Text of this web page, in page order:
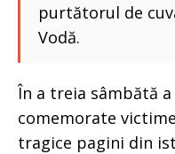
purtătorul de
Vodă.
În a treia sâmbătă
comemorate
tragice pagini din